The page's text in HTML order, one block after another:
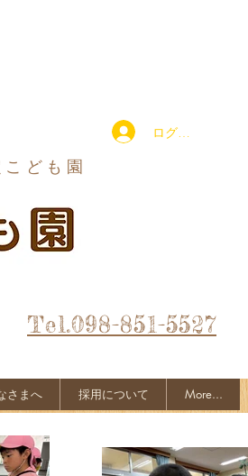
ログイン
ども園
Tel.098-851-5527
さまへ 採用について More...